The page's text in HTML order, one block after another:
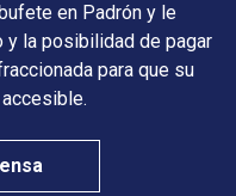
en Padrón y le
y la posibilidad de pagar
para que su